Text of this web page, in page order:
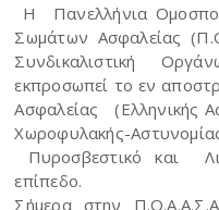
Η Πανελλήνια
Σωμάτων Ασφαλείας
Συνδικαλιστική
εκπροσωπεί το εν
Ασφαλείας (Ελληνικής
Χωροφυλακής-
Πυροσβεστικό και
επίπεδο.
Σήμερα στην